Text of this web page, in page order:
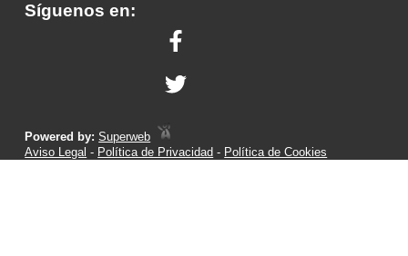
Síguenos en:
Powered by:Superweb
Aviso Legal - Política de Privacidad - Política de Cookies